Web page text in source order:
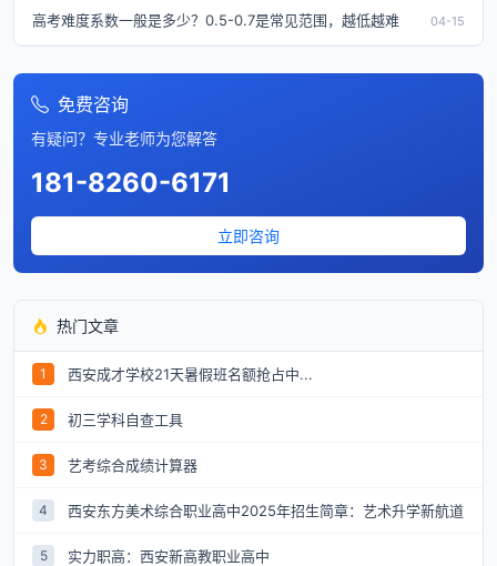
高考难度系数一般是多少？0.5-0.7是常见范围，越低越难 04-15
免费咨询
有疑问？专业老师为您解答
181-8260-6171
立即咨询
热门文章
1 西安成才学校21天暑假班名额抢占中...
2 初三学科自查工具
3 艺考综合成绩计算器
4 西安东方美术综合职业高中2025年招生简章：艺术升学新航道
5 实力职高：西安新高教职业高中